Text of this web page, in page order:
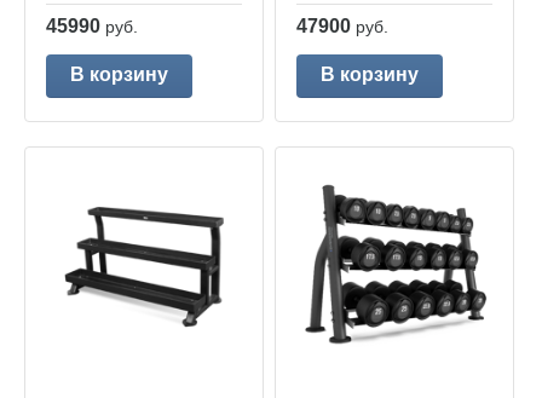
45990 руб.
В корзину
47900 руб.
В корзину